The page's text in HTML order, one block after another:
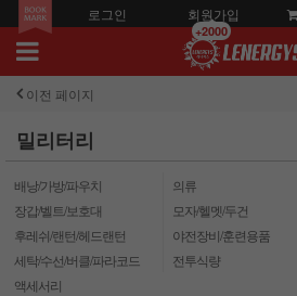
로그인 회원가입
+2000
이전 페이지
밀리터리
배낭/가방/파우치 의류
장갑/벨트/보호대
모자/헬멧/두건
후레쉬/랜턴/헤드랜턴
야전장비/훈련용품
세탁/수선/버클/파라코드
전투식량
액세서리